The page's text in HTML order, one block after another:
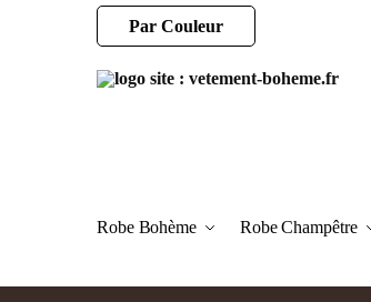
Par Couleur
Robe Bohème Robe Champêtre